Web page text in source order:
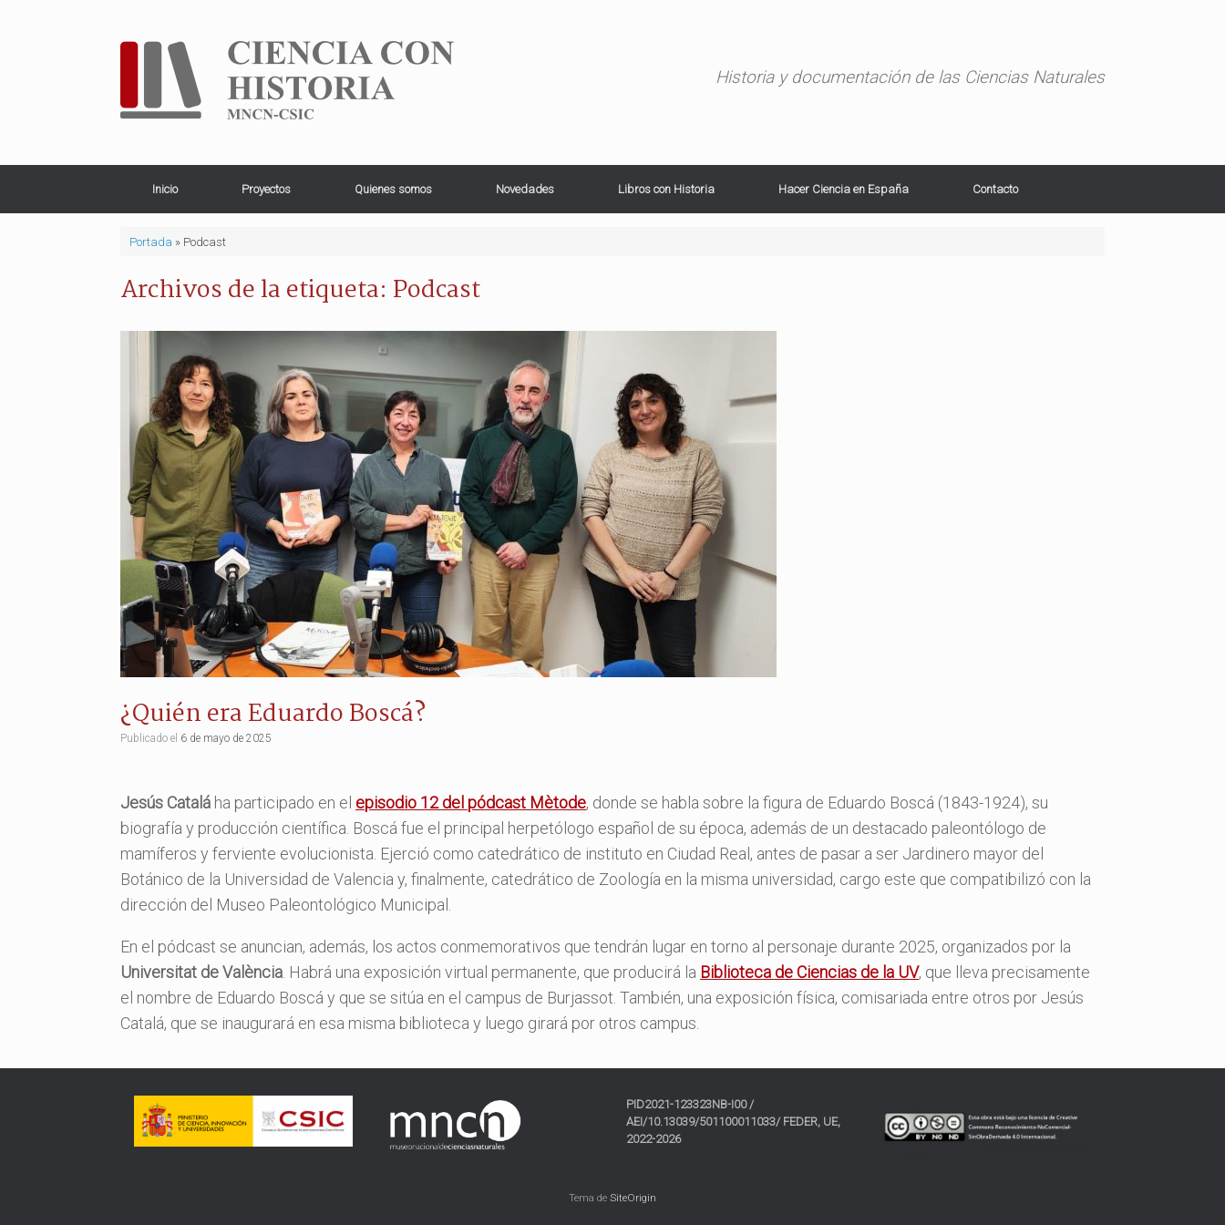
Historia y documentación de las Ciencias Naturales
Inicio Proyectos Quienes somos Novedades Libros con Historia Hacer Ciencia en España Contacto
Portada » Podcast
Archivos de la etiqueta: Podcast
¿Quién era Eduardo Boscá?
Publicado el 6 de mayo de 2025
Jesús Catalá ha participado en el episodio 12 del pódcast Mètode, donde se habla sobre la figura de Eduardo Boscá (1843-1924), su
biografía y producción científica. Boscá fue el principal herpetólogo español de su época, además de un destacado paleontólogo de
mamíferos y ferviente evolucionista. Ejerció como catedrático de instituto en Ciudad Real, antes de pasar a ser Jardinero mayor del
Botánico de la Universidad de Valencia y, finalmente, catedrático de Zoología en la misma universidad, cargo este que compatibilizó con la
dirección del Museo Paleontológico Municipal.
En el pódcast se anuncian, además, los actos conmemorativos que tendrán lugar en torno al personaje durante 2025, organizados por la
Universitat de València . Habrá una exposición virtual permanente, que producirá la Biblioteca de Ciencias de la UV, que lleva precisamente
el nombre de Eduardo Boscá y que se sitúa en el campus de Burjassot. También, una exposición física, comisariada entre otros por Jesús
Catalá, que se inaugurará en esa misma biblioteca y luego girará por otros campus.
PID2021-123323NB-I00 /
AEI/10.13039/501100011033/ FEDER, UE,
2022-2026
Tema de SiteOrigin